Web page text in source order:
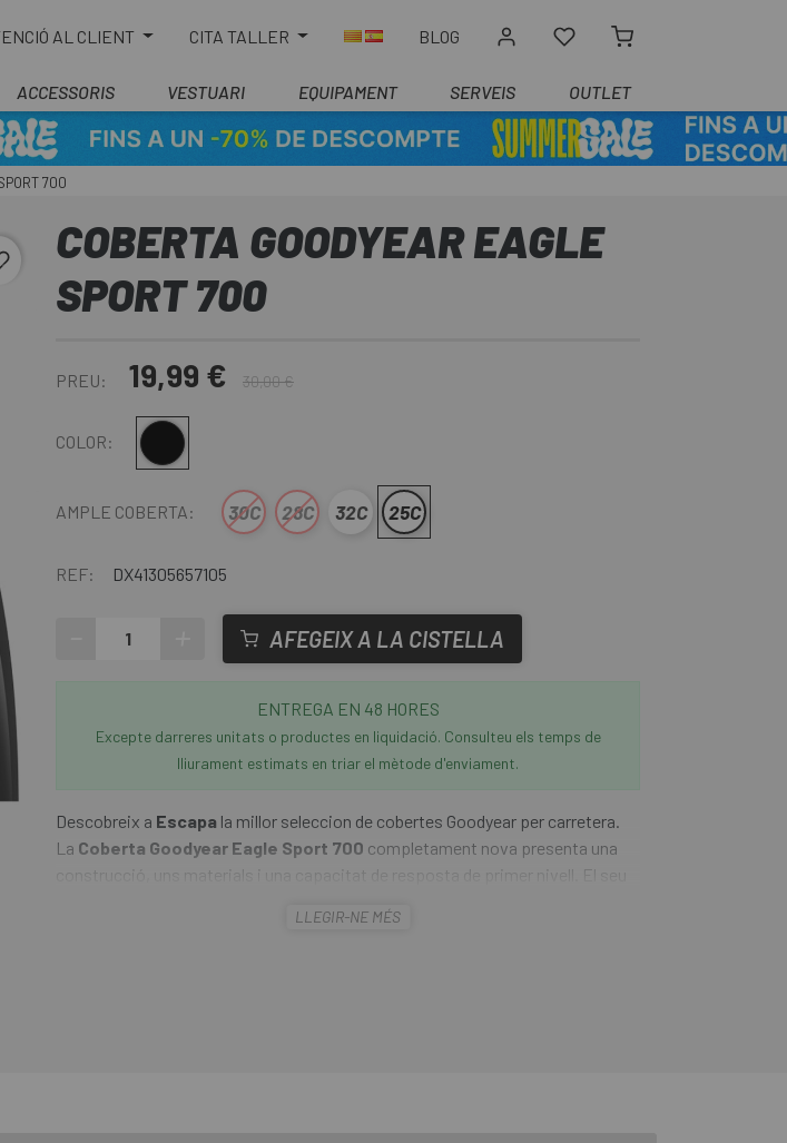
AL CLIENT CITA TALLER BLOG
ACCESSORIS VESTUARI EQUIPAMENT SERVEIS OUTLET
700
COBERTA GOODYEAR EAGLE
SPORT 700
PREU: 19,99 € 30,00 €
COLOR: Negre
AMPLE COBERTA: 30C 28C 32C 25C
REF: DX41305657105
AFEGEIX A LA CISTELLA
ENTREGA EN 48 HORES
Excepte darreres unitats o productes en liquidació. Consulteu els temps de
lliurament estimats en triar el mètode d'enviament.
Descobreix a Escapa la millor seleccion de cobertes Goodyear per carretera.
La Coberta Goodyear Eagle Sport 700 completament nova presenta una
construcció, uns materials i una capacitat de resposta de primer nivell. El seu
LLEGIR-NE MÉS